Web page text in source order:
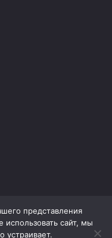
представления
сайт, мы
устраивает.